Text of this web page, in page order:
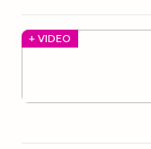
+ VIDEO